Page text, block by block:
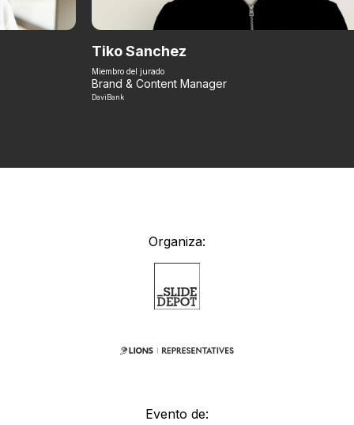
Tiko Sanchez
Miembro del jurado
Brand & Content Manager
DaviBank
Organiza:
Evento de: